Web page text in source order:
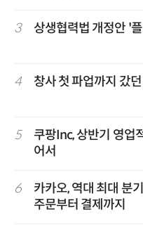
3 상생협력법 개정안 '
4 창사 첫 파업까지 갔
5
쿠팡Inc, 상반기 영
어서
6
카카오, 역대 최대 분
주문부터 결제까지